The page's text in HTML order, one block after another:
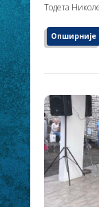
Тодета
Опширније